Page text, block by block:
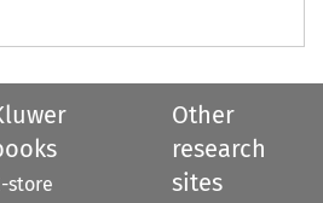
store
Other
research
sites